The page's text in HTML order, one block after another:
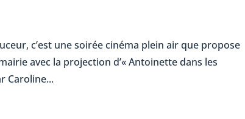
c’est une soirée cinéma plein air que propose
avec la projection d’« Antoinette dans les
Caroline...